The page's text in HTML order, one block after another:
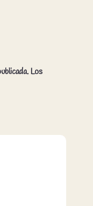
Los